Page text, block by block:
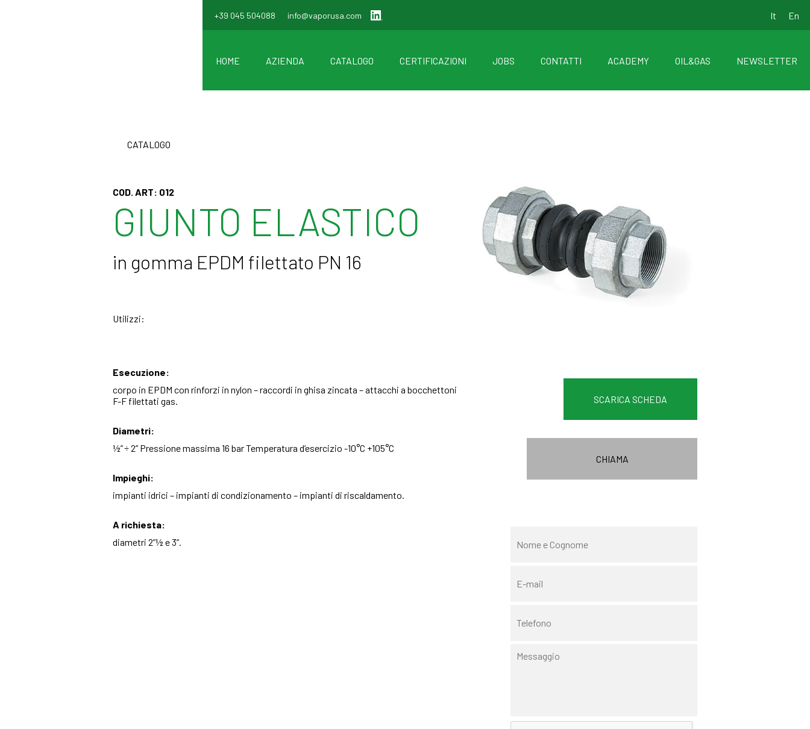
+39 045 504088 info@vaporusa.com It En
HOME AZIENDA CATALOGO CERTIFICAZIONI JOBS CONTATTI ACADEMY OIL&GAS NEWSLETTER
CATALOGO
COD. ART: 012
GIUNTO ELASTICO
in gomma EPDM filettato PN 16
Utilizzi:
Esecuzione:
corpo in EPDM con rinforzi in nylon – raccordi in ghisa zincata – attacchi a bocchettoni
F-F filettati gas.
Diametri:
½” ÷ 2” Pressione massima 16 bar Temperatura d’esercizio -10°C +105°C
Impieghi:
impianti idrici – impianti di condizionamento – impianti di riscaldamento.
A richiesta:
diametri 2”½ e 3”.
SCARICA SCHEDA
CHIAMA